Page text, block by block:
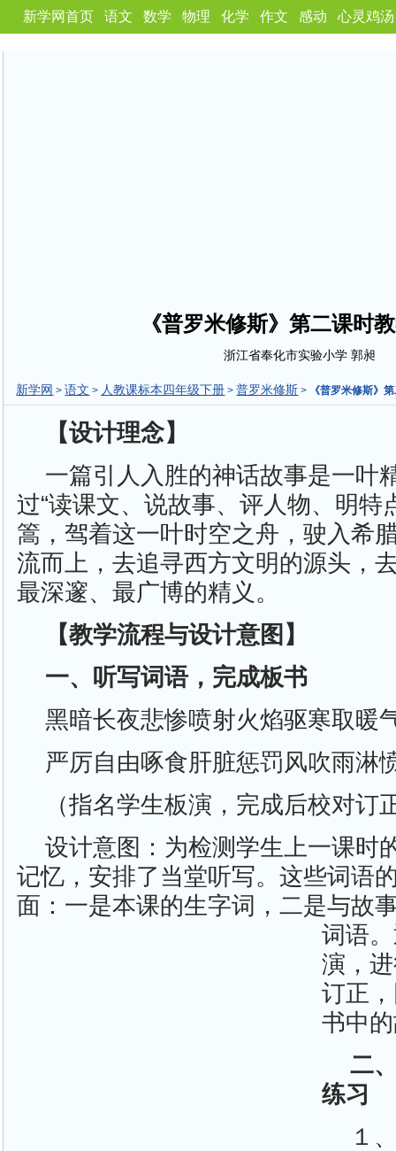
新学网首页 语文 数学 物理 化学 作文 感动 心灵鸡汤
《普罗米修斯》第二课时
浙江省奉化市实验小学 郭昶
新学网 >语文 > 人教课标本四年级下册 >普罗米修斯 > 《普罗米修斯》
【设计理念】
一篇引人入胜的神话故事是一叶
过“读课文、说故事、评人物、明特
篙，驾着这一叶时空之舟，驶入希
流而上，去追寻西方文明的源头，
最深邃、最广博的精义。
【教学流程与设计意图】
一、听写词语，完成板书
黑暗长夜悲惨喷射火焰驱寒取暖
严厉自由啄食肝脏惩罚风吹雨淋
（指名学生板演，完成后校对订
设计意图：为检测学生上一课时
记忆，安排了当堂听写。这些词语
面：一是本课的生字词，二是与故
词语
演，
订正
书中
二
练习
１